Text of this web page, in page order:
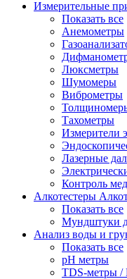
Измерительные
Показать все
Анемометры
Люксметры
Шумомеры
Виброметры
Тахометры
Измерители
Лазерные
Контроль
Алкотестеры
Показать все
Мундштуки
Анализ воды и
Показать все
pH метры
TDS-метры /